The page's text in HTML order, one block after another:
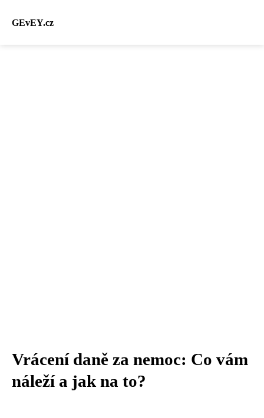
GEvEY.cz
Vrácení daně za nemoc: Co vám
náleží a jak na to?